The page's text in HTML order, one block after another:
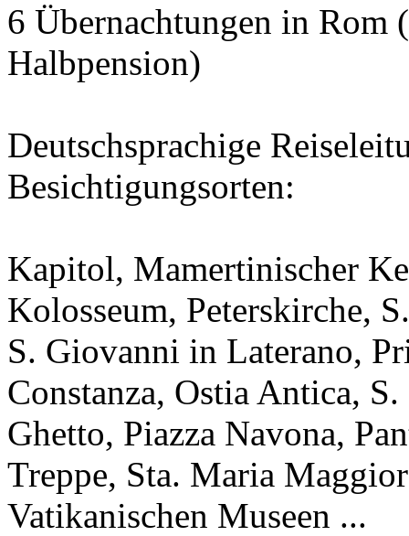
6 Übernachtungen in Rom
Halbpension)
Deutschsprachige
Besichtigungsorten:
Kapitol, Mamertinischer
Kolosseum, Peterskirche,
S. Giovanni in Laterano,
Constanza, Ostia Antica,
Ghetto, Piazza Navona,
Treppe, Sta. Maria
Vatikanischen Museen ...